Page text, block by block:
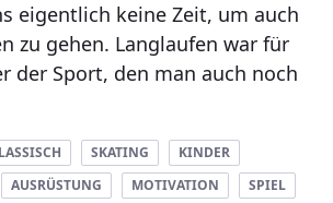
eigentlich keine Zeit, um auch
zu gehen. Langlaufen war für
der Sport, den man auch noch
SKATING
KINDER
AUSRÜSTUNG MOTIVATION
SPIEL